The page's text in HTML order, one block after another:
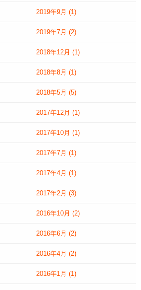
2019年9月 (1)
2019年7月 (2)
2018年12月 (1)
2018年8月 (1)
2018年5月 (5)
2017年12月 (1)
2017年10月 (1)
2017年7月 (1)
2017年4月 (1)
2017年2月 (3)
2016年10月 (2)
2016年6月 (2)
2016年4月 (2)
2016年1月 (1)